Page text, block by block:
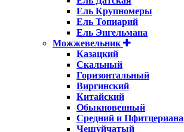
Ель Крупномеры
Ель Топиарий
Ель Энгельмана
Можжевельник
Казацкий
Скальный
Горизонтальный
Виргинский
Китайский
Обыкновенный
Средний и Пфитцериана
Чешуйчатый